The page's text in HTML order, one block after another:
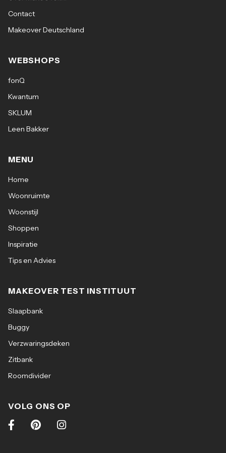
Contact
Makeover Deutschland
WEBSHOPS
fonQ
Kwantum
SKLUM
Leen Bakker
MENU
Home
Woonruimte
Woonstijl
Shoppen
Inspiratie
Tips en Advies
MAKEOVER TEST INSTITUUT
Slaapbank
Buggy
Verzwaringsdeken
Zitbank
Roomdivider
VOLG ONS OP